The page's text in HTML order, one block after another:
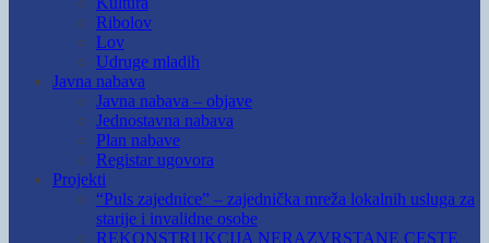
Ribolov
Lov
Udruge mladih
Javna nabava
Javna nabava – objave
Jednostavna nabava
Plan nabave
Registar ugovora
Projekti
“Puls zajednice” – zajednička mreža lokalnih usluga za
starije i invalidne osobe
REKONSTRUKCIJA NERAZVRSTANE CESTE